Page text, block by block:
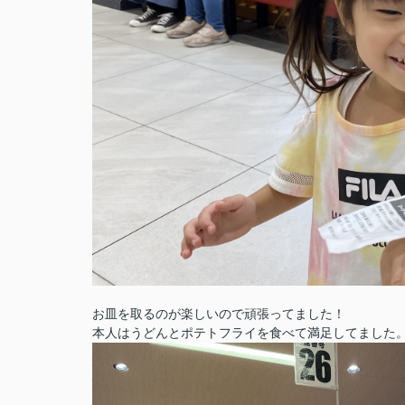
お皿を取るのが楽しいので頑張ってました！
本人はうどんとポテトフライを食べて満足してました